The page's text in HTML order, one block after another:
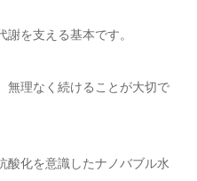
を支える基本です。
無理なく続けることが大切で
酸化を意識したナノバブル水